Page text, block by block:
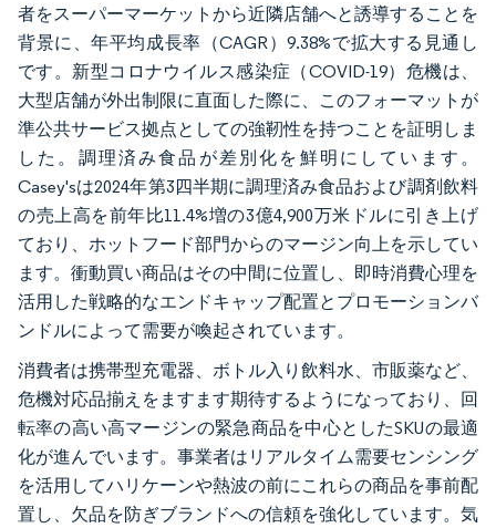
者をスーパーマーケットから近隣店舗へと誘導することを
背景に、年平均成長率（CAGR）9.38%で拡大する見通し
です。新型コロナウイルス感染症（COVID-19）危機は、
大型店舗が外出制限に直面した際に、このフォーマットが
準公共サービス拠点としての強靭性を持つことを証明しま
した。調理済み食品が差別化を鮮明にしています。
Casey'sは2024年第3四半期に調理済み食品および調剤飲料
の売上高を前年比11.4%増の3億4,900万米ドルに引き上げ
ており、ホットフード部門からのマージン向上を示してい
ます。衝動買い商品はその中間に位置し、即時消費心理を
活用した戦略的なエンドキャップ配置とプロモーションバ
ンドルによって需要が喚起されています。
消費者は携帯型充電器、ボトル入り飲料水、市販薬など、
危機対応品揃えをますます期待するようになっており、回
転率の高い高マージンの緊急商品を中心としたSKUの最適
化が進んでいます。事業者はリアルタイム需要センシング
を活用してハリケーンや熱波の前にこれらの商品を事前配
置し、欠品を防ぎブランドへの信頼を強化しています。気